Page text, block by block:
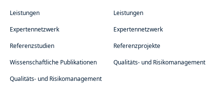
Leistungen
Expertennetzwerk
Referenzstudien
Wissenschaftliche Publikationen
Qualitäts- und Risikomanagement
Leistungen
Expertennetzwerk
Referenzprojekte
Qualitäts- und Risikomanagement